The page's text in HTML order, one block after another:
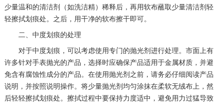
少量温和的清洁剂（如洗洁精）稀释后，再用软布蘸取少量清洁剂轻
轻擦拭划痕处。之后，用干净的软布擦干即可。
二、中度划痕的处理
对于中度划痕，可以考虑使用专门的抛光剂进行处理。市面上有
许多针对手表抛光的产品，选择时应确保产品适用于金属材质，并避
免含有腐蚀性成分的产品。在使用抛光剂之前，请务必仔细阅读产品
说明，并按照说明操作。将少量抛光剂均匀涂抹在柔软无绒布上，然
后轻轻擦拭划痕处。擦拭过程中要保持力度适中，避免用力过猛导致